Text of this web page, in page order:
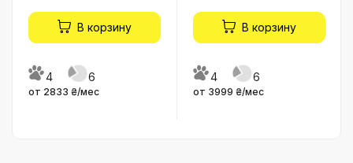
В корзину
4 6
от 2833 ₴/мес
В корзину
4 6
от 3999 ₴/мес